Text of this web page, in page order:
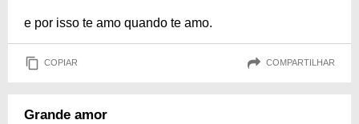
e por isso te amo quando te amo.
COPIAR COMPARTILHAR
Grande amor